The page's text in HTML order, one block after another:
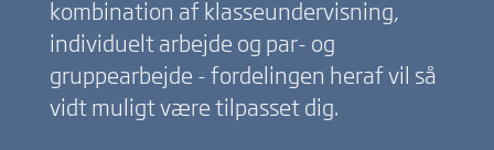
kombination af klasseundervisning,
individuelt arbejde og par- og
gruppearbejde - fordelingen heraf vil så
vidt muligt være tilpasset dig.